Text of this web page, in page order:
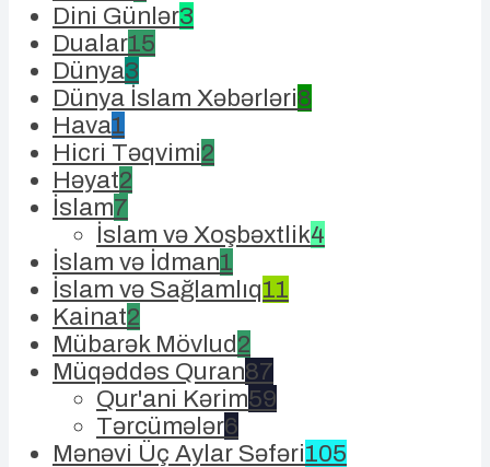
Dini Günlər3
Dualar15
Dünya3
Dünya İslam Xəbərləri8
Hava1
Hicri Təqvimi2
Həyat2
İslam7
İslam və Xoşbəxtlik4
İslam və İdman1
İslam və Sağlamlıq11
Kainat2
Mübarək Mövlud2
Müqəddəs Quran87
Qur'ani Kərim59
Tərcümələr6
Mənəvi Üç Aylar Səfəri105